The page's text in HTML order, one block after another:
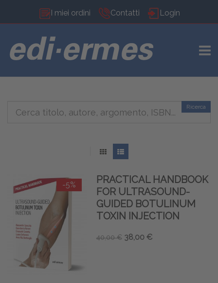
I miei ordini Contatti Login
Ricerca
-5%
PRACTICAL HANDBOOK
FOR ULTRASOUND-
GUIDED BOTULINUM
TOXIN INJECTION
40,00 € 38,00 €